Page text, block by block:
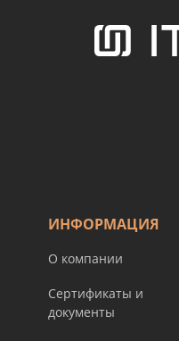
ИНФОРМАЦИЯ
О компании
Сертификаты и
документы